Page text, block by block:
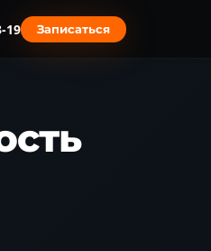
19
Записаться